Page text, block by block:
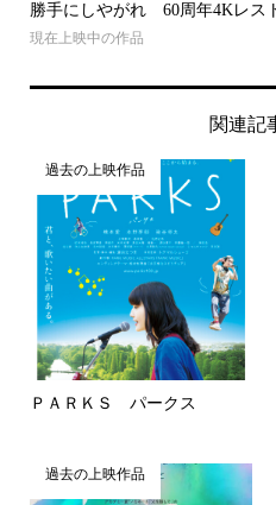
勝手にしやがれ 60周年4Kレス
現在上映中の作品
関連記
過去の上映作品
ＰＡＲＫＳ パークス
過去の上映作品